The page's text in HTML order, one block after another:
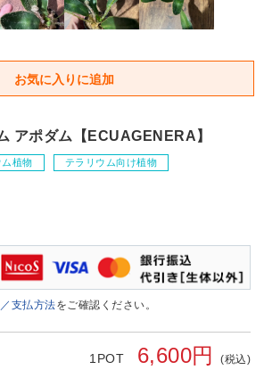
アポダム【ECUAGENERA】
植物 テラリウム向け植物
支払方法をご確認ください。
1POT 6,600円(税込)